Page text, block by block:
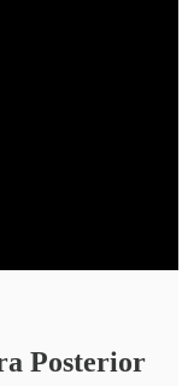
Posterior